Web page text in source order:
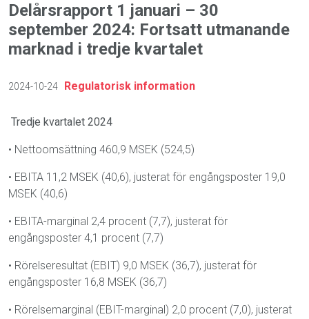
Delårsrapport 1 januari – 30
september 2024: Fortsatt utmanande
marknad i tredje kvartalet
2024-10-24 Regulatorisk information
Tredje kvartalet 2024
• Nettoomsättning 460,9 MSEK (524,5)
• EBITA 11,2 MSEK (40,6), justerat för engångsposter 19,0
MSEK (40,6)
• EBITA-marginal 2,4 procent (7,7), justerat för
engångsposter 4,1 procent (7,7)
• Rörelseresultat (EBIT) 9,0 MSEK (36,7), justerat för
engångsposter 16,8 MSEK (36,7)
• Rörelsemarginal (EBIT-marginal) 2,0 procent (7,0), justerat